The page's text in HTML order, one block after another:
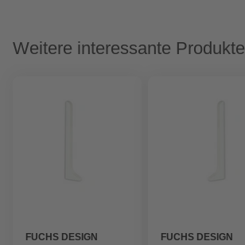
Weitere interessante Produkte
FUCHS DESIGN
FUCHS DESIGN